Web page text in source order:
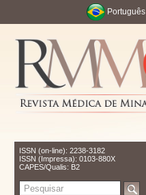
Português
ISSN (on-line): 2238-3182
ISSN (Impressa): 0103-880X
CAPES/Qualis: B2